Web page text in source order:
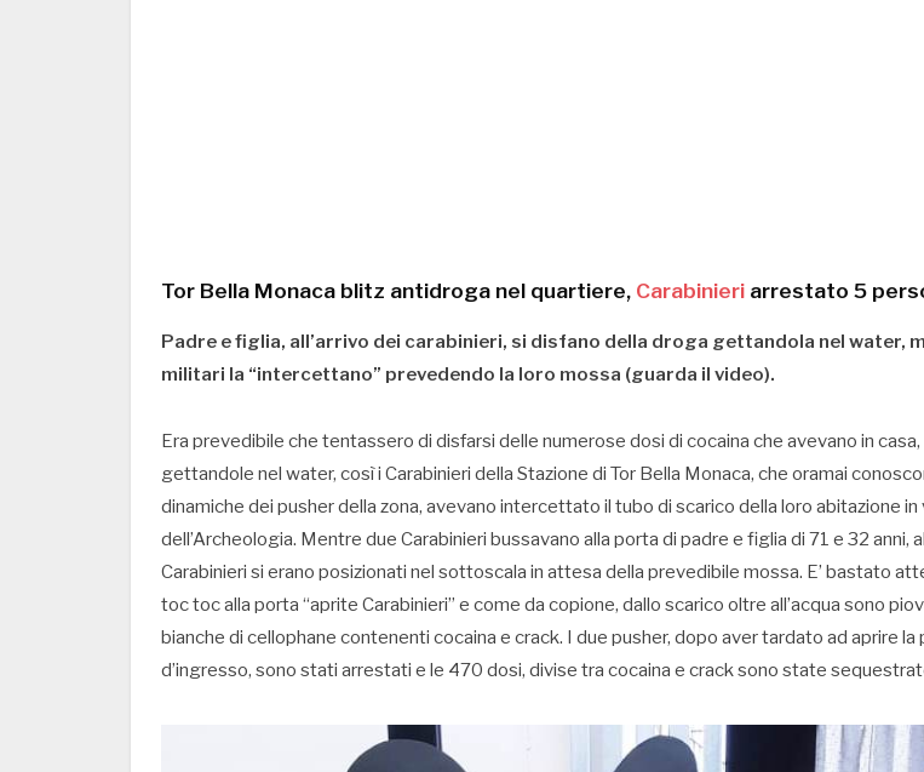
Tor Bella Monaca blitz antidroga nel quartiere, Carabinieri arrestato 5
Padre e figlia, all’arrivo dei carabinieri, si disfano della droga gettandola nel water,
militari la “intercettano” prevedendo la loro mossa (guarda il video).
Era prevedibile che tentassero di disfarsi delle numerose dosi di cocaina che avevano in casa,
gettandole nel water, così i Carabinieri della Stazione di Tor Bella Monaca, che oramai
dinamiche dei pusher della zona, avevano intercettato il tubo di scarico della loro abitazione in
dell’Archeologia. Mentre due Carabinieri bussavano alla porta di padre e figlia di 71 e 32 anni,
Carabinieri si erano posizionati nel sottoscala in attesa della prevedibile mossa. E’ bastato
toc toc alla porta “aprite Carabinieri” e come da copione, dallo scarico oltre all’acqua sono
bianche di cellophane contenenti cocaina e crack. I due pusher, dopo aver tardato ad aprire la
d’ingresso, sono stati arrestati e le 470 dosi, divise tra cocaina e crack sono state